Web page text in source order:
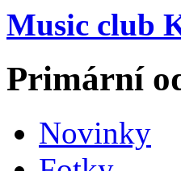
Music club
Primární
Novinky